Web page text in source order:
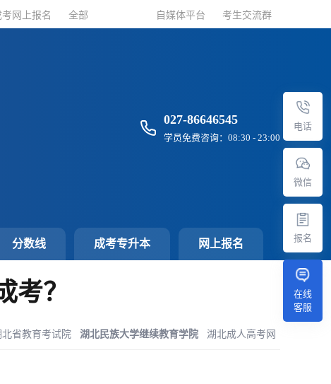
考网上报名 全部 自媒体平台 考生交流群
027-86646545
学员免费咨询：08:30 - 23:00
分数线 成考专升本 网上报名
电话
微信
报名
在线
客服
？
北省教育考试院 湖北民族大学继续教育学院 湖北成人高考网
考网上报名 全部 自媒体平台 考生交流群